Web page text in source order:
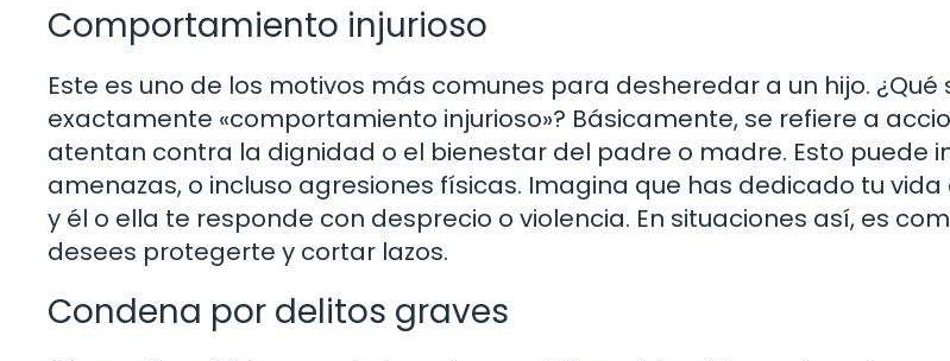
Comportamiento injurioso
Este es uno de los motivos más comunes para desheredar a un hijo. ¿Qué
exactamente «comportamiento injurioso»? Básicamente, se refiere a
atentan contra la dignidad o el bienestar del padre o madre. Esto puede
amenazas, o incluso agresiones físicas. Imagina que has dedicado tu vida
y él o ella te responde con desprecio o violencia. En situaciones así, es
desees protegerte y cortar lazos.
Condena por delitos graves